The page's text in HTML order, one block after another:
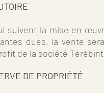
suivent la mise en
dues, la vente
de la société
DE PROPRIÉTÉ